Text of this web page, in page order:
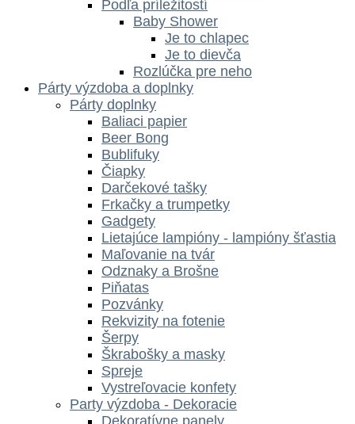
Podľa príležitostí
Baby Shower
Je to chlapec
Je to dievča
Rozlúčka pre neho
Párty výzdoba a doplnky
Párty doplnky
Baliaci papier
Beer Bong
Bublifuky
Čiapky
Darčekové tašky
Frkačky a trumpetky
Gadgety
Lietajúce lampióny - lampióny šťastia
Maľovanie na tvár
Odznaky a Brošne
Piňatas
Pozvánky
Rekvizity na fotenie
Šerpy
Škrabošky a masky
Spreje
Vystreľovacie konfety
Party výzdoba - Dekoracie
Dekoratívne panely